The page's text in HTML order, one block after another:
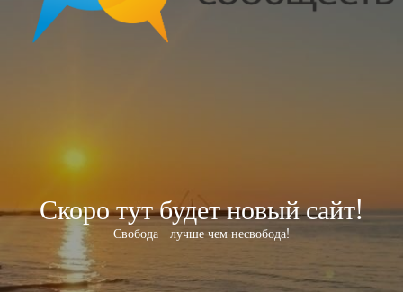
Скоро тут будет новый сайт!
Свобода - лучше чем несвобода!